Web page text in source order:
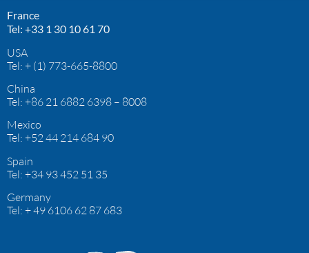
France
Tel: +33 1 30 10 61 70
USA
Tel: + (1) 773-665-8800
China
Tel: +86 21 6882 6398 – 8008
Mexico
Tel: +52 44 214 684 90
Spain
Tel: +34 93 452 51 35
Germany
Tel: + 49 6106 62 87 683